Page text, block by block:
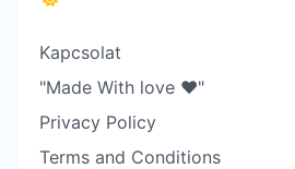
Kapcsolat
"Made With love ❤️"
Privacy Policy
Terms and Conditions